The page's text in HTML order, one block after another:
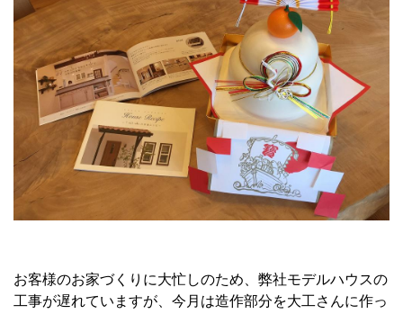
お客様のお家づくりに大忙しのため、弊社モデルハウスの
工事が遅れていますが、今月は造作部分を大工さんに作っ